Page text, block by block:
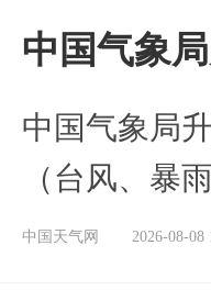
中国气象
中国气象局
（台风、暴
中国天气网 2026-08-08